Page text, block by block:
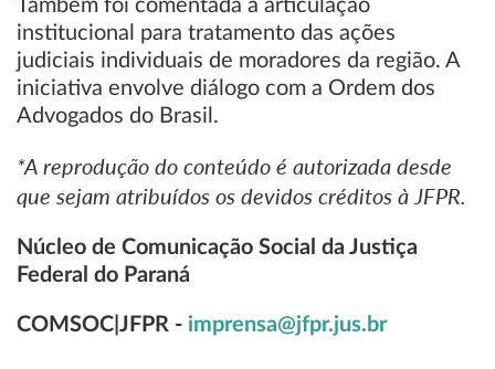
Também foi comentada a articulação
institucional para tratamento das ações
judiciais individuais de moradores da região. A
iniciativa envolve diálogo com a Ordem dos
Advogados do Brasil.
*A reprodução do conteúdo é autorizada desde
que sejam atribuídos os devidos créditos à JFPR.
Núcleo de Comunicação Social da Justiça
Federal do Paraná
COMSOC|JFPR - imprensa@jfpr.jus.br